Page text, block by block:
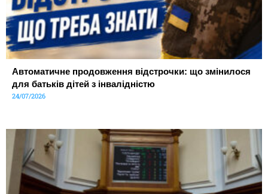
Автоматичне продовження відстрочки: що змінилося
для батьків дітей з інвалідністю
24/07/2026